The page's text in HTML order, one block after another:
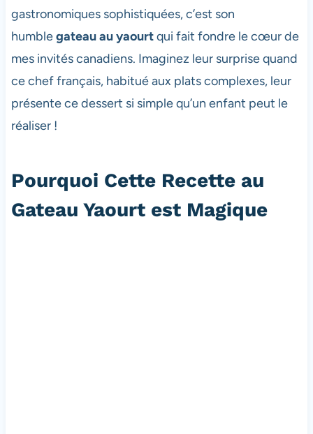
gastronomiques sophistiquées, c’est son
humblegateau au yaourtqui fait fondre le cœur de
mes invités canadiens. Imaginez leur surprise quand
ce chef français, habitué aux plats complexes, leur
présente ce dessert si simple qu’un enfant peut le
réaliser !
Pourquoi Cette Recette au
Gateau Yaourt est Magique